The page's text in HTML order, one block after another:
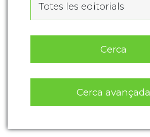
Totes les editorials
Cerca
Cerca avançada